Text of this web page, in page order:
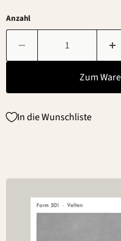
Anzahl
Zum
In die Wunschliste